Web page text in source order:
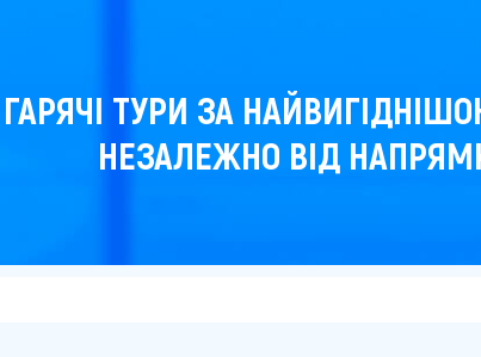
ГАРЯЧІ ТУРИ ЗА
НЕЗАЛЕЖНО ВІД